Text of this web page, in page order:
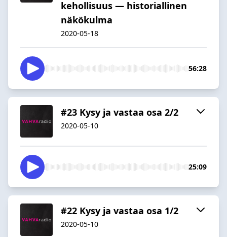
kehollisuus — historiallinen
näkökulma
2020-05-18
56:28
#23 Kysy ja vastaa osa 2/2
2020-05-10
25:09
#22 Kysy ja vastaa osa 1/2
2020-05-10